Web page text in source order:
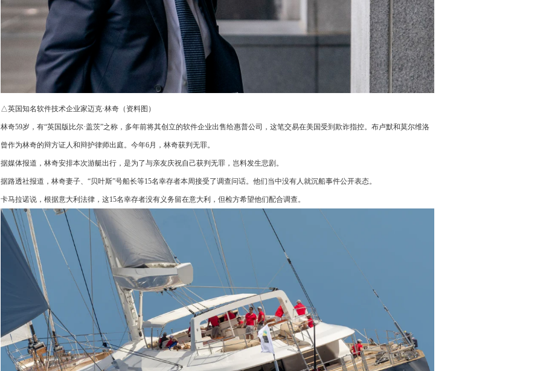
△英国知名软件技术企业家迈克·林奇（资料图）
林奇59岁，有“英国版比尔·盖茨”之称，多年前将其创立的软件企业出售给惠普公司，这笔交易在美国受到欺诈指控。布卢默和莫尔维洛
曾作为林奇的辩方证人和辩护律师出庭。今年6月，林奇获判无罪。
据媒体报道，林奇安排本次游艇出行，是为了与亲友庆祝自己获判无罪，岂料发生悲剧。
据路透社报道，林奇妻子、“贝叶斯”号船长等15名幸存者本周接受了调查问话。他们当中没有人就沉船事件公开表态。
卡马拉诺说，根据意大利法律，这15名幸存者没有义务留在意大利，但检方希望他们配合调查。